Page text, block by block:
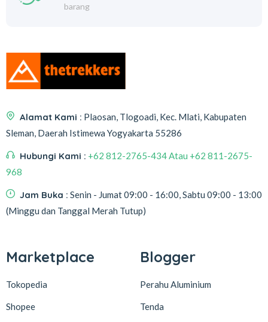
barang
Alamat Kami : Plaosan, Tlogoadi, Kec. Mlati, Kabupaten
Sleman, Daerah Istimewa Yogyakarta 55286
Hubungi Kami : +62 812-2765-434 Atau +62 811-2675-
968
Jam Buka : Senin - Jumat 09:00 - 16:00, Sabtu 09:00 - 13:00
(Minggu dan Tanggal Merah Tutup)
Marketplace
Tokopedia
Shopee
Blogger
Perahu Aluminium
Tenda